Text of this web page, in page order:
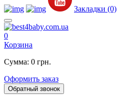
Закладки (0)
0
Корзина
Сумма: 0 грн.
Оформить заказ
Обратный звонок